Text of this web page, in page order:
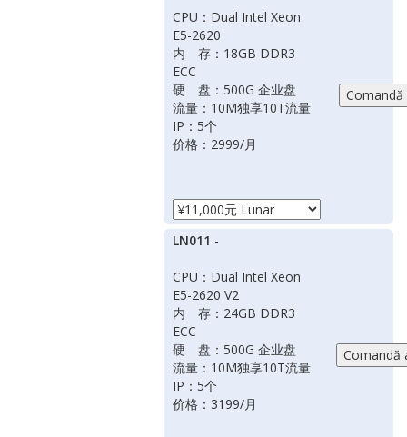
CPU：Dual Intel Xeon
E5-2620
内 存：18GB DDR3
ECC
硬 盘：500G 企业盘
流量：10M独享10T流量
IP：5个
价格：2999/月
LN011 -
CPU：Dual Intel Xeon
E5-2620 V2
内 存：24GB DDR3
ECC
硬 盘：500G 企业盘
流量：10M独享10T流量
IP：5个
价格：3199/月